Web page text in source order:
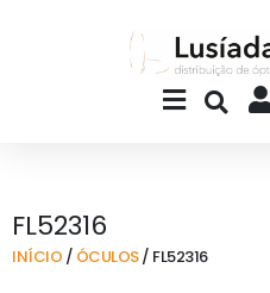
Main
Menu
FL52316
INÍCIO / ÓCULOS/ FL52316